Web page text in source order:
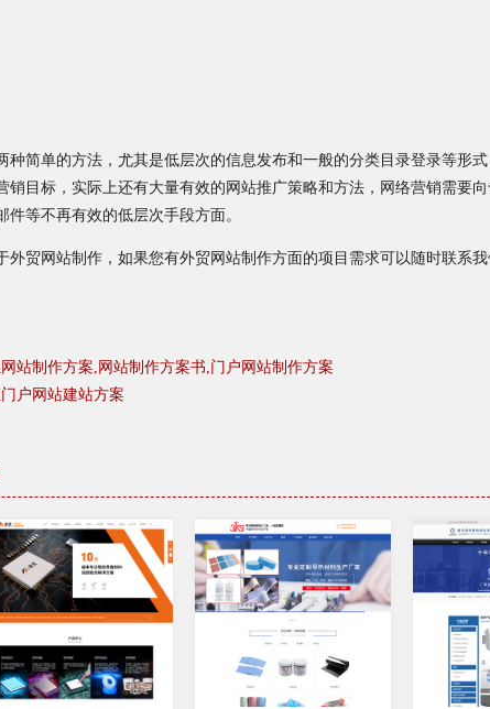
种简单的方法，尤其是低层次的信息发布和一般的分类目录登录等形
销目标，实际上还有大量有效的网站推广策略和方法，网络营销需要
等不再有效的低层次手段方面。
贸网站制作，如果您有外贸网站制作方面的项目需求可以随时联系我
站制作方案,网站制作方案书,门户网站制作方案
户网站建站方案